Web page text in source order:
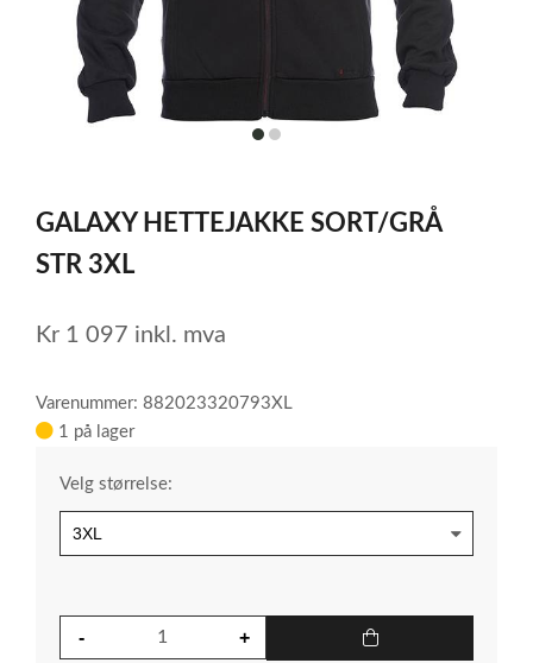
itemitem
of
2
GALAXY HETTEJAKKE SORT/GRÅ
STR 3XL
Kr 1 097 inkl. mva
Varenummer: 882023320793XL
1 på lager
Velg størrelse: